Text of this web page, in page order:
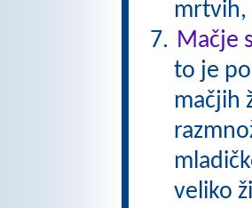
mrtvih,
Mačje
to je
mačjih
veliko